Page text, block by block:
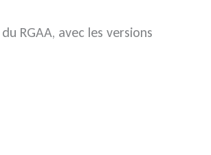
RGAA, avec les versions